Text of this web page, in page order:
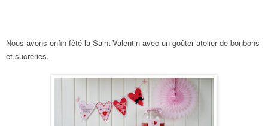
Nous avons enfin fêté la Saint-Valentin avec un goûter atelier de bonbons
et sucreries.